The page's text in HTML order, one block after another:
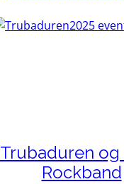
Trubaduren og
Rockband